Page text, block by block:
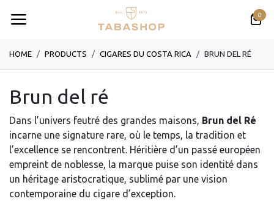
0
HOME PRODUCTS ​​​CIGARES DU COSTA RICA BRUN DEL RÉ
Brun del ré
Dans l’univers feutré des grandes maisons, Brun del Ré
incarne une signature rare, où le temps, la tradition et
l’excellence se rencontrent. Héritière d’un passé européen
empreint de noblesse, la marque puise son identité dans
un héritage aristocratique, sublimé par une vision
contemporaine du cigare d’exception.